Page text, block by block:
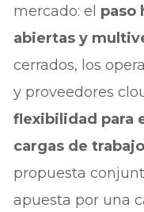
mercado: el paso
abiertas y
cerrados, los
y proveedores
flexibilidad para
cargas de
propuesta
apuesta por una